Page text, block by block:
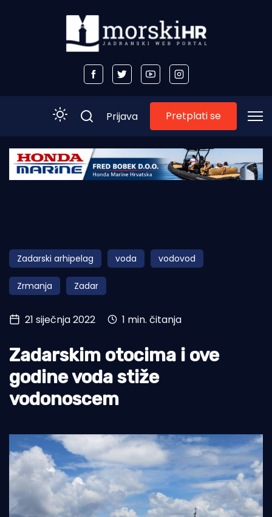
Početna
Obala
Otoci
Turizam i nautika
Pomorstvo
Ekologija
Tradicija i kultura
Prijava Pretplati se
Zadarski arhipelag voda vodovod
Zrmanja Zadar
21 siječnja 2022 1 min. čitanja
Zadarskim otocima i ove
godine voda stiže
vodonoscem